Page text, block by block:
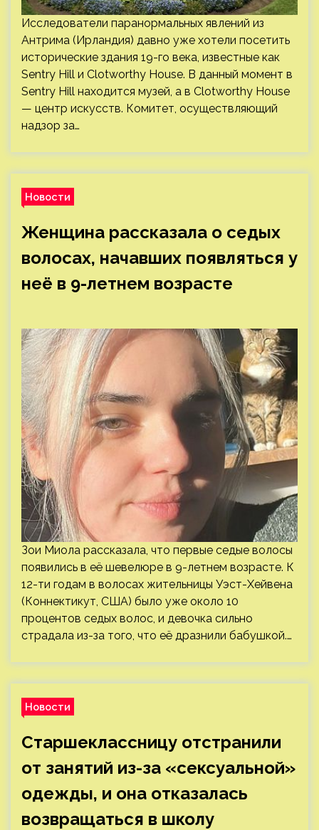
Исследователи паранормальных явлений из
Антрима (Ирландия) давно уже хотели посетить
исторические здания 19-го века, известные как
Sentry Hill и Clotworthy House. В данный момент в
Sentry Hill находится музей, а в Clotworthy House
— центр искусств. Комитет, осуществляющий
надзор за…
Новости
Женщина рассказала о седых
волосах, начавших появляться у
неё в 9-летнем возрасте
Зои Миола рассказала, что первые седые волосы
появились в её шевелюре в 9-летнем возрасте. К
12-ти годам в волосах жительницы Уэст-Хейвена
(Коннектикут, США) было уже около 10
процентов седых волос, и девочка сильно
страдала из-за того, что её дразнили бабушкой.…
Новости
Старшеклассницу отстранили
от занятий из-за «сексуальной»
одежды, и она отказалась
возвращаться в школу